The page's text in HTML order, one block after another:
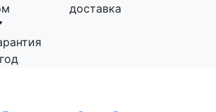
доставка